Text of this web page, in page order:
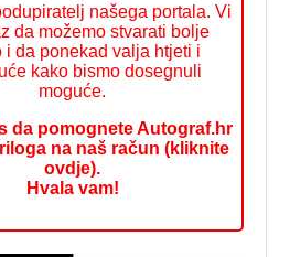
našega portala. Vi
da možemo stvarati bolje
i da ponekad valja htjeti i
kako bismo dosegnuli
moguće.
da pomognete Autograf.hr
na naš račun (kliknite
ovdje).
Hvala vam!